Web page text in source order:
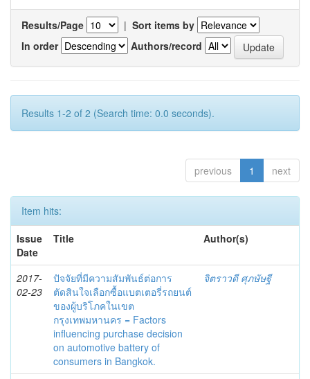
Results/Page | Sort items by
In order
Authors/record
Results 1-2 of 2 (Search time: 0.0 seconds).
previous 1 next
Item hits:
Issue
Date
Title Author(s)
2017-
02-23
ปัจจัยที่มีความสัมพันธ์ต่อการ
ตัดสินใจเลือกซื้อแบตเตอรี่รถยนต์
ของผู้บริโภคในเขต
กรุงเทพมหานคร = Factors
influencing purchase decision
on automotive battery of
consumers in Bangkok.
จิตราวดี ศุภษัษฐี